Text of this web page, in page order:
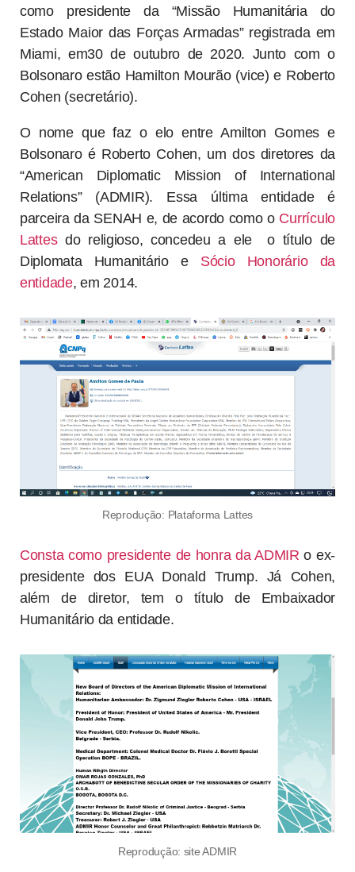
como presidente da “Missão Humanitária do
Estado Maior das Forças Armadas” registrada em
Miami, em30 de outubro de 2020. Junto com o
Bolsonaro estão Hamilton Mourão (vice) e Roberto
Cohen (secretário).
O nome que faz o elo entre Amilton Gomes e
Bolsonaro é Roberto Cohen, um dos diretores da
“American Diplomatic Mission of International
Relations” (ADMIR). Essa última entidade é
parceira da SENAH e, de acordo como o Currículo
Lattesdo religioso, concedeu a ele o título de
Diplomata Humanitário e Sócio Honorário da
entidade, em 2014.
Reprodução: Plataforma Lattes
Consta como presidente de honra da ADMIRo ex-
presidente dos EUA Donald Trump. Já Cohen,
além de diretor, tem o título de Embaixador
Humanitário da entidade.
Reprodução: site ADMIR